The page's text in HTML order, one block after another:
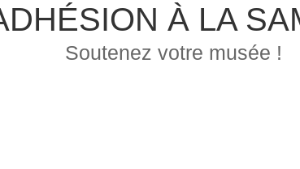
À LA
Soutenez votre musée !